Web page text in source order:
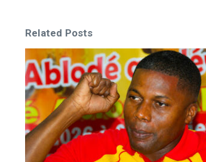
Related Posts